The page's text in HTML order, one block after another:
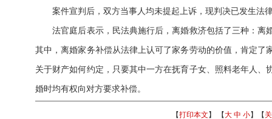
案件宣判后，双方当事人均未提起上诉，现判决已发生法
法官庭后表示，民法典施行后，离婚救济包括了三种：离
其中，离婚家务补偿从法律上认可了家务劳动的价值，肯定了
关于财产如何约定，只要其中一方在抚育子女、照料老年人、
婚时均有权向对方要求补偿。
【打印本文 】 【大 中 小】【